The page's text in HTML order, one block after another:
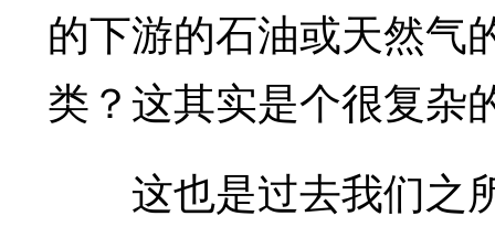
的下游的石油或天然气
类？这其实是个很复杂
这也是过去我们之